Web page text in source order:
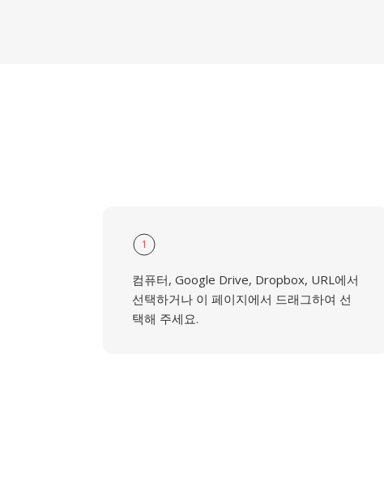
1
컴퓨터, Google Drive, Dropbox, URL에서
선택하거나 이 페이지에서 드래그하여 선
택해 주세요.